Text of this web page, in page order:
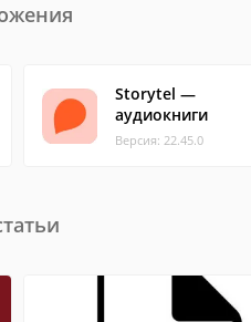
Storytel —
аудиокниги
Версия: 22.45.0